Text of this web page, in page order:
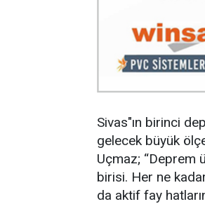
Sivas"ın birinci
gelecek büyük
Uçmaz; “Deprem
birisi. Her ne
da aktif fay